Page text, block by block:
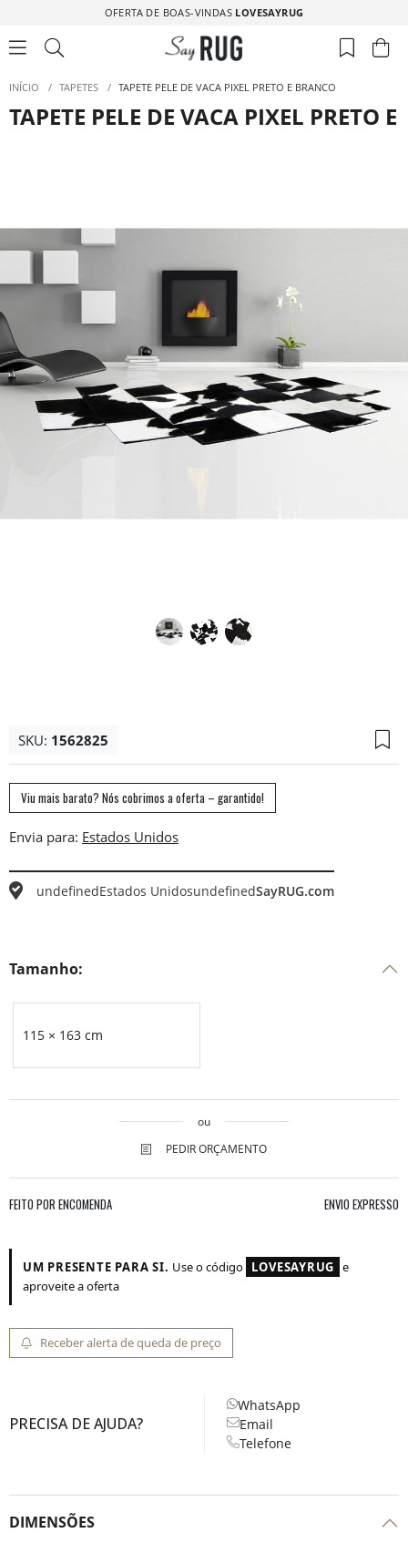
OFERTA DE BOAS-VINDAS LOVESAYRUG
INÍCIO / TAPETES / TAPETE PELE DE VACA PIXEL PRETO E BRANCO
TAPETE PELE DE VACA PIXEL PRETO
SKU: 1562825
Viu mais barato? Nós cobrimos a oferta – garantido!
Envia para:
undefinedEstados UnidosundefinedSayRUG.com
Tamanho:
115 × 163 cm
ou
PEDIR ORÇAMENTO
FEITO POR ENCOMENDA ENVIO EXPRESSO
UM PRESENTE PARA SI. Use o código LOVESAYRUG e
aproveite a oferta
Receber alerta de queda de preço
PRECISA DE AJUDA?
WhatsApp
Email
Telefone
DIMENSÕES